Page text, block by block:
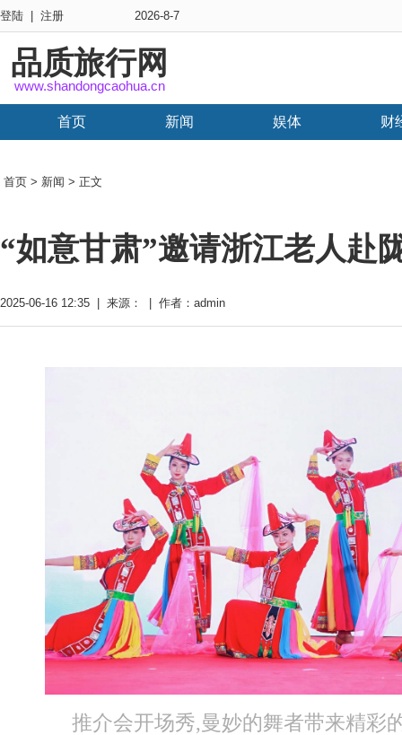
登陆 注册 2026-8-7
品质旅行网
www.shandongcaohua.cn
首页 新闻 娱体 财
首页 > 新闻 > 正文
“如意甘肃”邀请浙江老人赴
2025-06-16 12:35 | 来源： | 作者：admin
推介会开场秀,曼妙的舞者带来精彩